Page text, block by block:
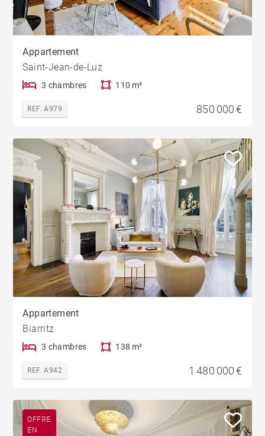
Appartement
Saint-Jean-de-Luz
3 chambres 110 m²
REF. A979 850 000 €
Appartement
Biarritz
3 chambres 138 m²
REF. A942 1 480 000 €
OFFRE
EN